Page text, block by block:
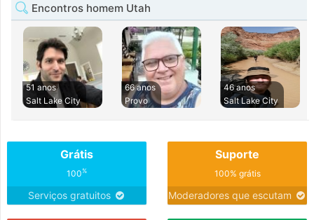
Encontros homem Utah
51 anos
Salt Lake City
66 anos
Provo
46 anos
Salt Lake City
Grátis
100%
Serviços gratuitos
Suporte
100% grátis
Moderadores que escutam